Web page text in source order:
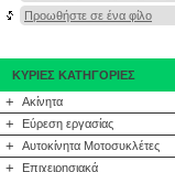
Προωθήστε σε ένα φίλο
ΚΥΡΙΕΣ ΚΑΤΗΓΟΡΙΕΣ
+ Ακίνητα
+ Εύρεση εργασίας
+ Αυτοκίνητα Μοτοσυκλέτες
+ Επιχειρησιακά